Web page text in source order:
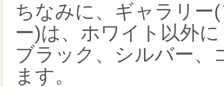
ちなみに、ギャラリー
ー)は、ホワイト以外に
ブラック、シルバー、
ます。